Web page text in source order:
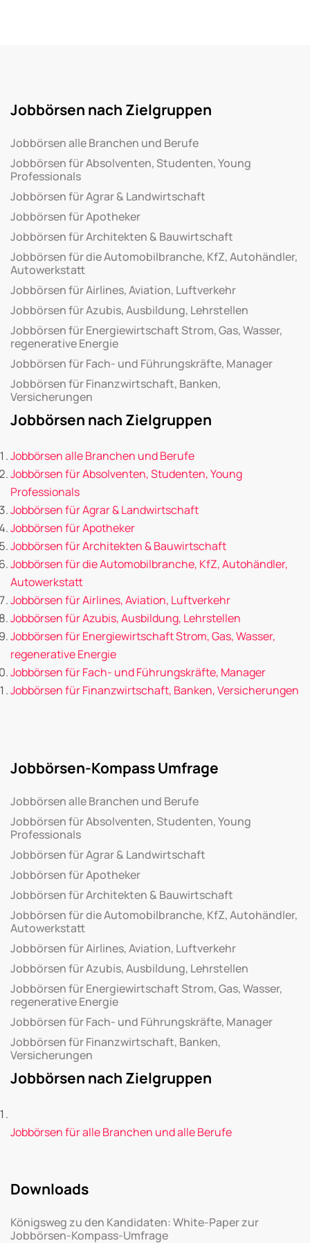
Jobbörsen nach Zielgruppen
Jobbörsen alle Branchen und Berufe
Jobbörsen für Absolventen, Studenten, Young
Professionals
Jobbörsen für Agrar & Landwirtschaft
Jobbörsen für Apotheker
Jobbörsen für Architekten & Bauwirtschaft
Jobbörsen für die Automobilbranche, KfZ, Autohändler,
Autowerkstatt
Jobbörsen für Airlines, Aviation, Luftverkehr
Jobbörsen für Azubis, Ausbildung, Lehrstellen
Jobbörsen für Energiewirtschaft Strom, Gas, Wasser,
regenerative Energie
Jobbörsen für Fach- und Führungskräfte, Manager
Jobbörsen für Finanzwirtschaft, Banken,
Versicherungen
Jobbörsen nach Zielgruppen
Jobbörsen alle Branchen und Berufe
Jobbörsen für Absolventen, Studenten, Young
Professionals
Jobbörsen für Agrar & Landwirtschaft
Jobbörsen für Apotheker
Jobbörsen für Architekten & Bauwirtschaft
Jobbörsen für die Automobilbranche, KfZ, Autohändler,
Autowerkstatt
Jobbörsen für Airlines, Aviation, Luftverkehr
Jobbörsen für Azubis, Ausbildung, Lehrstellen
Jobbörsen für Energiewirtschaft Strom, Gas, Wasser,
regenerative Energie
Jobbörsen für Fach- und Führungskräfte, Manager
Jobbörsen für Finanzwirtschaft, Banken, Versicherungen
Jobbörsen-Kompass Umfrage
Jobbörsen alle Branchen und Berufe
Jobbörsen für Absolventen, Studenten, Young
Professionals
Jobbörsen für Agrar & Landwirtschaft
Jobbörsen für Apotheker
Jobbörsen für Architekten & Bauwirtschaft
Jobbörsen für die Automobilbranche, KfZ, Autohändler,
Autowerkstatt
Jobbörsen für Airlines, Aviation, Luftverkehr
Jobbörsen für Azubis, Ausbildung, Lehrstellen
Jobbörsen für Energiewirtschaft Strom, Gas, Wasser,
regenerative Energie
Jobbörsen für Fach- und Führungskräfte, Manager
Jobbörsen für Finanzwirtschaft, Banken,
Versicherungen
Jobbörsen nach Zielgruppen
Jobbörsen für alle Branchen und alle Berufe
Downloads
Königsweg zu den Kandidaten: White-Paper zur
Jobbörsen-Kompass-Umfrage